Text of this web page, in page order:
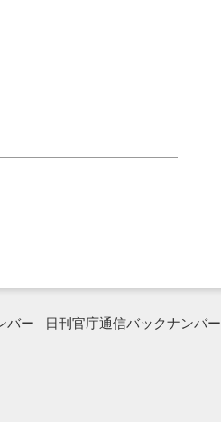
バー 日刊官庁通信バックナンバー